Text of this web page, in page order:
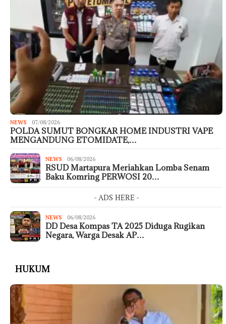
NEWS 07/08/2026
POLDA SUMUT BONGKAR HOME INDUSTRI VAPE
MENGANDUNG ETOMIDATE,…
NEWS 06/08/2026
RSUD Martapura Meriahkan Lomba Senam
Baku Komring PERWOSI 20…
- ADS HERE -
NEWS 06/08/2026
DD Desa Kompas TA 2025 Diduga Rugikan
Negara, Warga Desak AP…
HUKUM